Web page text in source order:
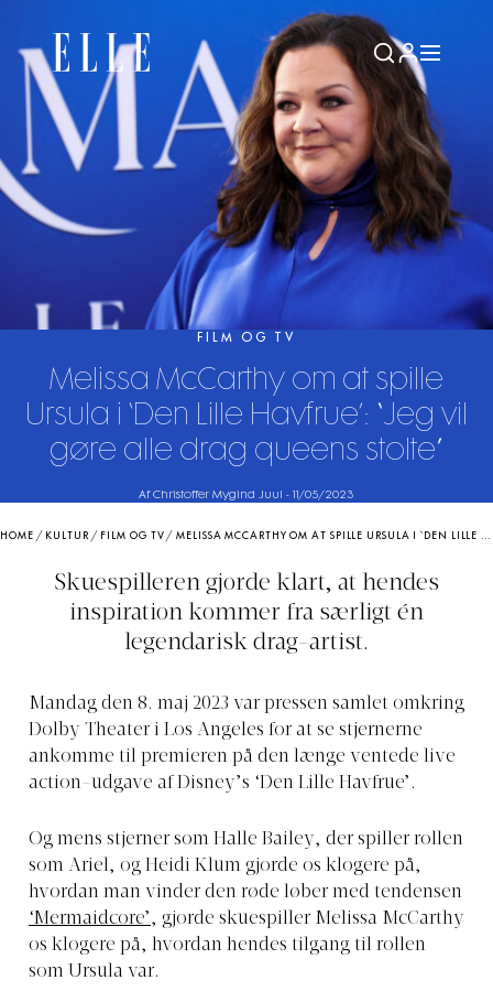
FILM OG TV
Melissa McCarthy om at spille
Ursula i ‘Den Lille Havfrue’: “Jeg vil
gøre alle drag queens stolte”
Af Christoffer Mygind Juul - 11/05/2023
HOME / KULTUR/ FILM OG TV /MELISSA MCCARTHY OM AT SPILLE URSULA I ‘DEN LILLE HAVFRUE’: “JEG VIL GØRE ALLE DRAG QUEENS STOLTE”
Skuespilleren gjorde klart, at hendes
inspiration kommer fra særligt én
legendarisk drag-artist.
Mandag den 8. maj 2023 var pressen samlet omkring
Dolby Theater i Los Angeles for at se stjernerne
ankomme til premieren på den længe ventede live
action-udgave af Disney’s ‘Den Lille Havfrue’.
Og mens stjerner som Halle Bailey, der spiller rollen
som Ariel, og Heidi Klum gjorde os klogere på,
hvordan man vinder den røde løber med tendensen
‘Mermaidcore’, gjorde skuespiller Melissa McCarthy
os klogere på, hvordan hendes tilgang til rollen
som Ursula var.